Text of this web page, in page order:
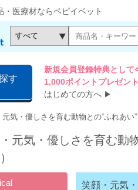
・医療材ならペピイベット
す
新規会員登録特典として
1,000ポイントプレゼン
はじめての方へ ▶
元気・優しさを育む動物との“ふれあ
元気・優しさを育む動
笑顔・元気